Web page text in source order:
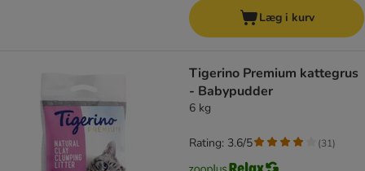
Læg i kurv
Tigerino Premium kattegrus
- Babypudder
6 kg
Rating: 3.6/5 (31)